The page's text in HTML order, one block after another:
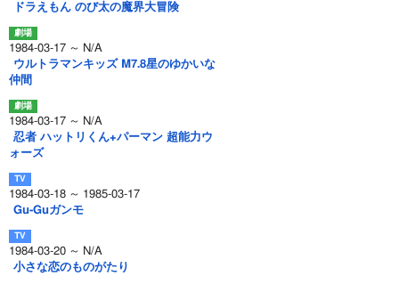
ドラえもん のび太の魔界大冒険
1984-03-17 ～ N/A
ウルトラマンキッズ M7.8星のゆかいな
仲間
1984-03-17 ～ N/A
忍者 ハットリくん+パーマン 超能力ウ
ォーズ
1984-03-18 ～ 1985-03-17
Gu-Guガンモ
1984-03-20 ～ N/A
小さな恋のものがたり